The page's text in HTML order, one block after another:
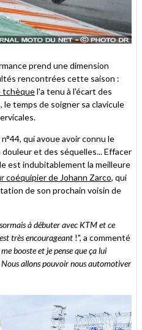
prend une dimension
rencontrées cette saison :
tchèquel'a tenu à l'écart des
temps de soigner sa clavicule
qui avoue avoir connu le
et des séquelles... Effacer
est indubitablement la meilleure
coéquipier de Johann Zarco, qui
de son prochain voisin de
à débuter avec KTM et ce
très encourageant !", a commenté
booste et je pense que ça lui
allons pouvoir nous automotiver